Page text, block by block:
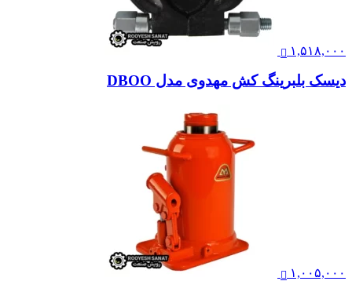
۱,۵۱۸,۰۰۰
دیسک بلبرینگ کش مهدوی مدل DBOO
۱,۰۰۵,۰۰۰